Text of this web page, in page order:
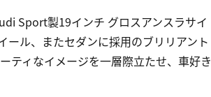
Sport製19インチ グロスアンスラサイ
ール、またセダンに採用のブリリアント
ティなイメージを一層際立たせ、車好き